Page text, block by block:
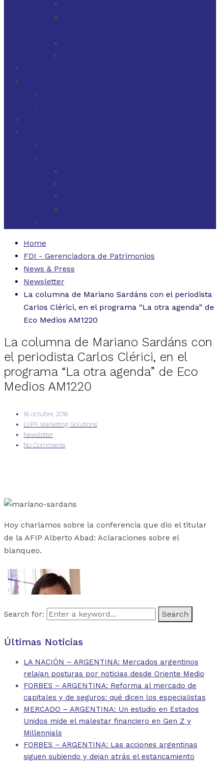
Home
FDI - Gerenciadora de Patrimonios
News & Press
Newsletter
La columna de Mariano Sardáns con el periodista
Carlos Clérici, en el programa “La otra agenda” de
Eco Medios AM1220
La columna de Mariano Sardáns con
el periodista Carlos Clérici, en el
programa “La otra agenda” de Eco
Medios AM1220
18 octubre, 2016
LUPA Marketing Solutions
Newsletter
No Comments
Hoy charlamos sobre la conferencia que dio el titular
de la AFIP Alberto Abad: Aclaraciones sobre el
blanqueo.
Search for:
Últimas Noticias
LA NACIÓN – ARGENTINA: Mercados argentinos
relajan posturas por noticias desde Oriente Medio
FORBES – ARGENTINA: Reforma al mercado de
capitales y de seguros: qué dicen los especialistas
MERCADO – ARGENTINA: Un estudio en Estados
Unidos mide el malestar financiero en Gen Z y
Millennials
FORBES – ARGENTINA: Las acciones argentinas
siguen subiendo y dejan atrás el estancamiento